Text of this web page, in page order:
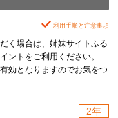
利用手順と注意事項
く場合は、姉妹サイトふる
ントをご利用ください。
効となりますのでお気をつ
2年